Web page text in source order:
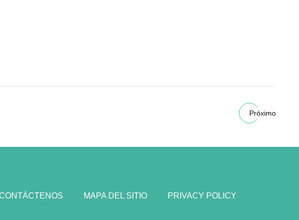
Próximo
MAPA DEL SITIO PRIVACY POLICY